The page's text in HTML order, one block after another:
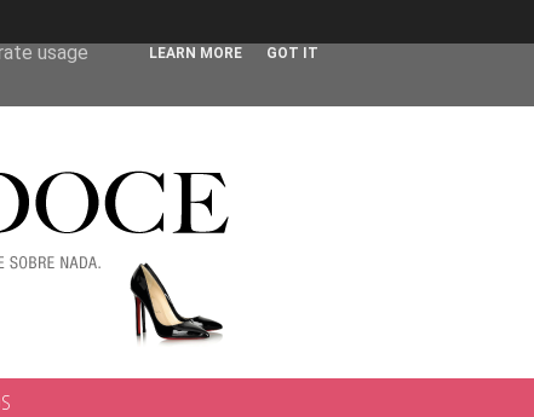
agent
usage
LEARN MORE GOT IT